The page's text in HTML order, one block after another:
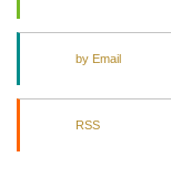
by Email
RSS